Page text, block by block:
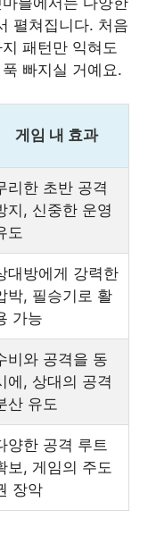
펼쳐집니다. 처음
패턴만 익혀도
빠지실 거예요.
게임 내 효과
리한 초반 공격
지, 신중한 운영
도
대방에게 강력한
박, 필승기로 활
가능
비와 공격을 동
에, 상대의 공격
산 유도
양한 공격 루트
보, 게임의 주도
장악